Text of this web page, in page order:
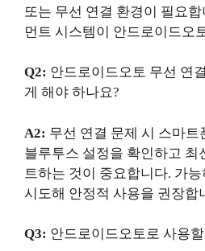
또는 무선 연결 환경이 필요
먼트 시스템이 안드로이드오
Q2: 안드로이드오토 무선 연
게 해야 하나요?
A2: 무선 연결 문제 시 스마트
블루투스 설정을 확인하고 최
트하는 것이 중요합니다. 가
시도해 안정적 사용을 권장합
Q3: 안드로이드오토로 사용